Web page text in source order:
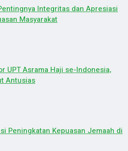
Integritas dan Apresiasi
Masyarakat
UPT Asrama Haji se-Indonesia,
Antusias
Peningkatan Kepuasan Jemaah di